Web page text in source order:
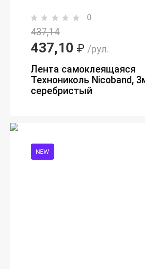
0
437,14
437,10 ₽ /рул.
Лента самоклеящаяся
Технониколь Nicoband,
серебристый
NEW